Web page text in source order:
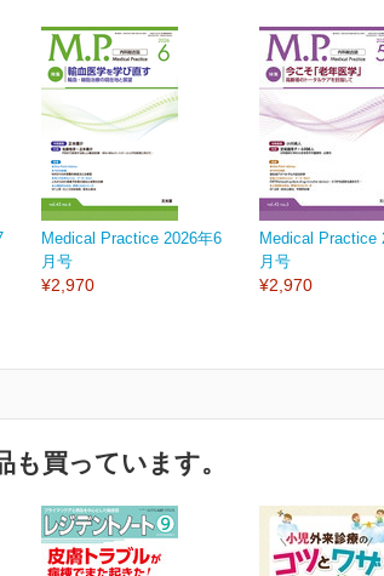
Medical Practice 2026年6
月号
¥2,970
Medical Practice
月号
¥2,970
買っています。